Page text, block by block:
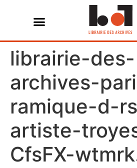
librairie-des-
archives-
ramique-d-
artiste-
CfsFX-